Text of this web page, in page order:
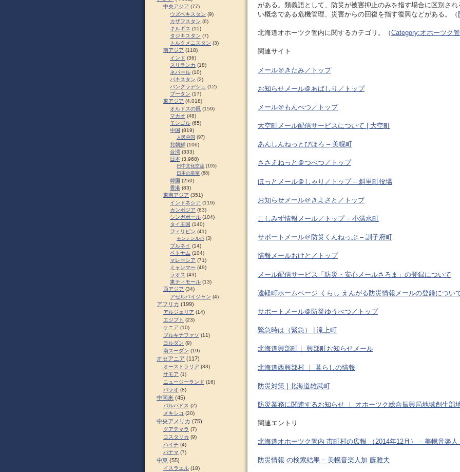
がある。類義語として、防災が被害抑止のみを指す場合に区別さ
い概念である危機管理、災害からの回復を指す復興などがある。（
北海道オホーツク管内に関するカテゴリ。（Category:オホーツク
関連サイト
メール＠きたみ／トップ
お知らせメール＠あばしり／トップ
メール＠もんべつ／トップ
大空町メール配信サービスについて | 大空町
あんしんねっとびほろ – 美幌町
ささえねっと＠つべつ／トップ
ほっとメール＠しゃり／トップ – 斜里町役場
お知らせメール＠きよさと／トップ
こしみず情報メール／トップ – 小清水町
サポートメール＠防災くんねっぷ – 訓子府町
情報メールおけと／トップ
メール配信サービス「防災・安心メールさろま」の登録について
遠軽町ホームページ くらし えんがる防災情報メールの登録につい
サポートメール＠防災ゆうべつ／トップ
緊急時は（緊急） | 滝上町
北海道興部町｜ 興部町お知らせメール
北海道西興部村 ｜ 暮らしの情報
防災対策 | 北海道雄武町
防災業務に関連するお知らせ ｜ オホーツク総合振興局地域創生部
関連エントリ
北海道オホーツク管内 市町村の広報 （2014年12月） – 美幌音楽人
防災情報 の検索結果 ｰ 美幌音楽人加 藤雅夫
中央アジア (77)
ウズベキスタン (9)
カザフスタン (6)
キルギス (15)
タジキスタン (7)
トルクメニスタン (3)
南アジア (118)
インド (36)
スリランカ (18)
ネパール (10)
パキスタン (2)
バングラデシュ (12)
ブータン (17)
東アジア (4,018)
オルドスの風 (159)
マカオ (48)
モンゴル (65)
中国 (819)
人民中国 (97)
北朝鮮 (106)
台湾 (333)
日本 (3,968)
日中文化交流 (105)
日本の皇室 (88)
韓国 (250)
香港 (83)
東南アジア (351)
インドネシア (119)
カンボジア (63)
シンガポール (104)
タイ王国 (140)
フィリピン (41)
モンテンルパ (3)
ブルネイ (14)
ベトナム (104)
マレーシア (71)
ミャンマー (49)
ラオス (43)
東ティモール (13)
西アジア (34)
アゼルバイジャン (4)
アフリカ (199)
アルジェリア (14)
エジプト (23)
ケニア (10)
ブルキナファソ (11)
ヨルダン (9)
南スーダン (19)
オセアニア (117)
オーストラリア (33)
サモア (1)
ニュージーランド (16)
パラオ (8)
中南米 (45)
バルバドス (2)
メキシコ (20)
中央アメリカ (75)
グアテマラ (7)
コスタリカ (9)
ハイチ (4)
パナマ (7)
中東 (55)
イスラエル (18)